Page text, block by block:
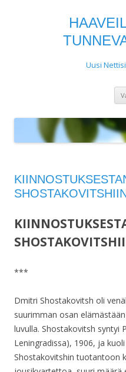
Uusi
***
Dmitri Shostakovitsh oli
suurimman osan
luvulla. Shostakovitsh syntyi
Leningradissa), 1906, ja
Shostakovitshin tuotantoon